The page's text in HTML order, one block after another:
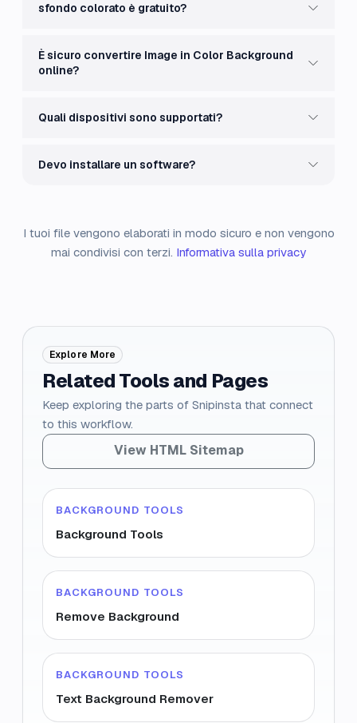
sfondo colorato è gratuito?
È sicuro convertire Image in Color Background
online?
Quali dispositivi sono supportati?
Devo installare un software?
I tuoi file vengono elaborati in modo sicuro e non vengono
mai condivisi con terzi. Informativa sulla privacy
Explore More
Related Tools and Pages
Keep exploring the parts of Snipinsta that connect
to this workflow.
View HTML Sitemap
BACKGROUND TOOLS
Background Tools
BACKGROUND TOOLS
Remove Background
BACKGROUND TOOLS
Text Background Remover